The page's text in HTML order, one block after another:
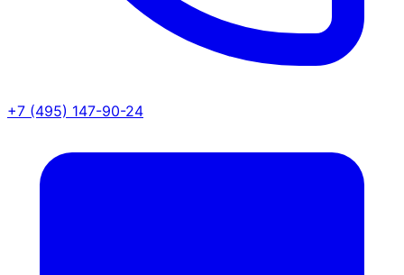
+7 (495) 147-90-24